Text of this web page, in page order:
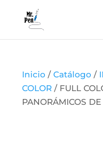
Inicio / Catálogo /
COLOR/ FULL
PANORÁMICOS DE